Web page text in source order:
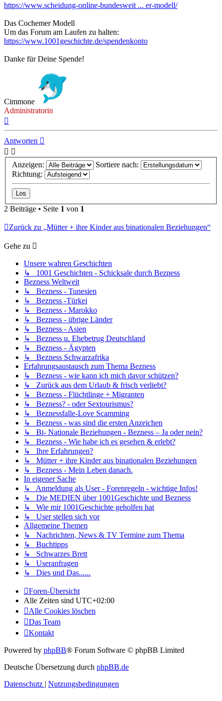
https://www.scheidung-online-bundesweit ... er-modell/
Das Cochemer Modell
Um das Forum am Laufen zu halten:
https://www.1001geschichte.de/spendenkonto
Danke für Deine Spende!
Cimmone
Administratorin
Antworten
Anzeigen:
Sortiere nach:
Richtung:
2 Beiträge • Seite 1 von 1
Zurück zu „Mütter + ihre Kinder aus binationalen Beziehungen“
Gehe zu
Unsere wahren Geschichten
↳ 1001 Geschichten - Schicksale durch Bezness
Bezness Weltweit
↳ Bezness - Tunesien
↳ Bezness -Türkei
↳ Bezness - Marokko
↳ Bezness - übrige Länder
↳ Bezness - Asien
↳ Bezness u. Ehebetrug Deutschland
↳ Bezness - Ägypten
↳ Bezness Schwarzafrika
Erfahrungsaustausch zum Thema Bezness
↳ Bezness - wie kann ich mich davor schützen?
↳ Zurück aus dem Urlaub & frisch verliebt?
↳ Bezness - Flüchtlinge + Migranten
↳ Bezness? - oder Sextourismus?
↳ Beznessfalle-Love Scamming
↳ Bezness - was sind die ersten Anzeichen
↳ Bi- Nationale Beziehungen - Bezness – Ja oder nein?
↳ Bezness - Wie habe ich es gesehen & erlebt?
↳ Ihre Erfahrungen?
↳ Mütter + ihre Kinder aus binationalen Beziehungen
↳ Bezness - Mein Leben danach.
In eigener Sache
↳ Anmeldung als User - Forenregeln - wichtige Infos!
↳ Die MEDIEN über 1001Geschichte und Bezness
↳ Wie mir 1001Geschichte geholfen hat
↳ User stellen sich vor
Allgemeine Themen
↳ Nachrichten, News & TV Termine zum Thema
↳ Buchtipps
↳ Schwarzes Brett
↳ Useranfragen
↳ Dies und Das......
Foren-Übersicht
Alle Zeiten sind UTC+02:00
Alle Cookies löschen
Das Team
Kontakt
Powered by phpBB® Forum Software © phpBB Limited
Deutsche Übersetzung durch phpBB.de
Datenschutz | Nutzungsbedingungen